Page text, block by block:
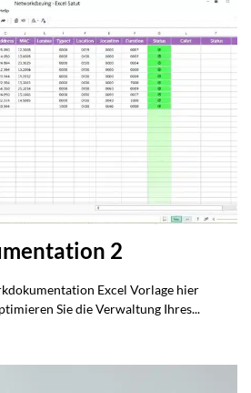
2
Excel Vorlage hier
Sie die Verwaltung Ihres...